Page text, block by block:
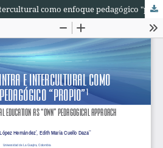
La educación intra e intercultural como enfoque pedagógico "propio"